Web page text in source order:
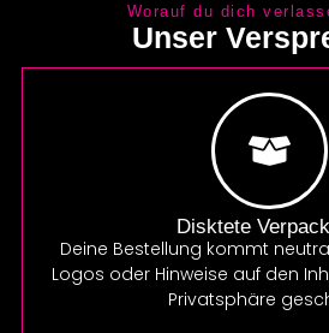
Worauf du dich
Unser
Disktete
Deine Bestellung kommt
Logos oder Hinweise auf den
Privatsphäre